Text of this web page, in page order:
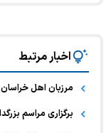
اخبار مرتبط
مرزبان اهل
برگزاری مراسم